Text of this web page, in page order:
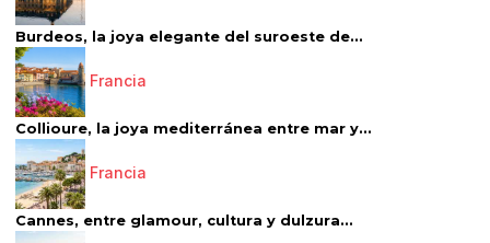
Burdeos, la joya elegante del suroeste de...
Francia
Collioure, la joya mediterránea entre mar y...
Francia
Cannes, entre glamour, cultura y dulzura...